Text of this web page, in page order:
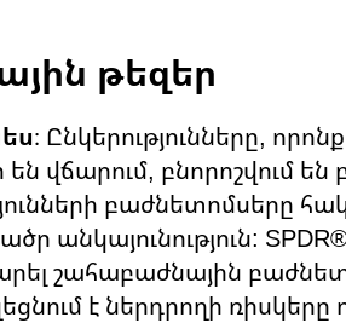
թեզեր
։ Ընկերությունները,
վճարում, բնորոշվում են
բաժնետոմսերը
անկայունություն:
շահաբաժնային
է ներդրողի